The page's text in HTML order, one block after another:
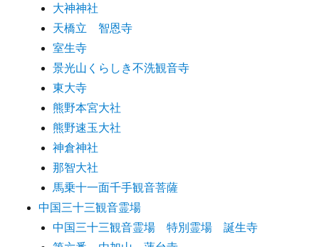
大神神社
天橋立 智恩寺
室生寺
景光山くらしき不洗観音寺
東大寺
熊野本宮大社
熊野速玉大社
神倉神社
那智大社
馬乗十一面千手観音菩薩
中国三十三観音霊場
中国三十三観音霊場 特別霊場 誕生寺